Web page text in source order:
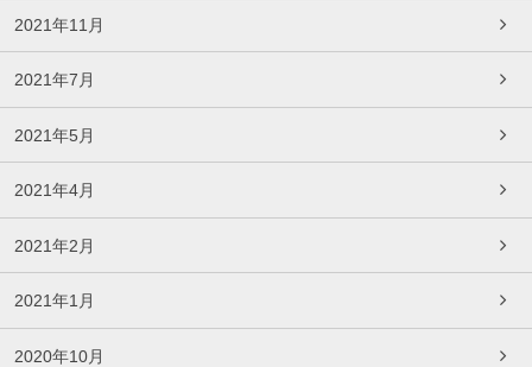
2021年11月
2021年7月
2021年5月
2021年4月
2021年2月
2021年1月
2020年10月